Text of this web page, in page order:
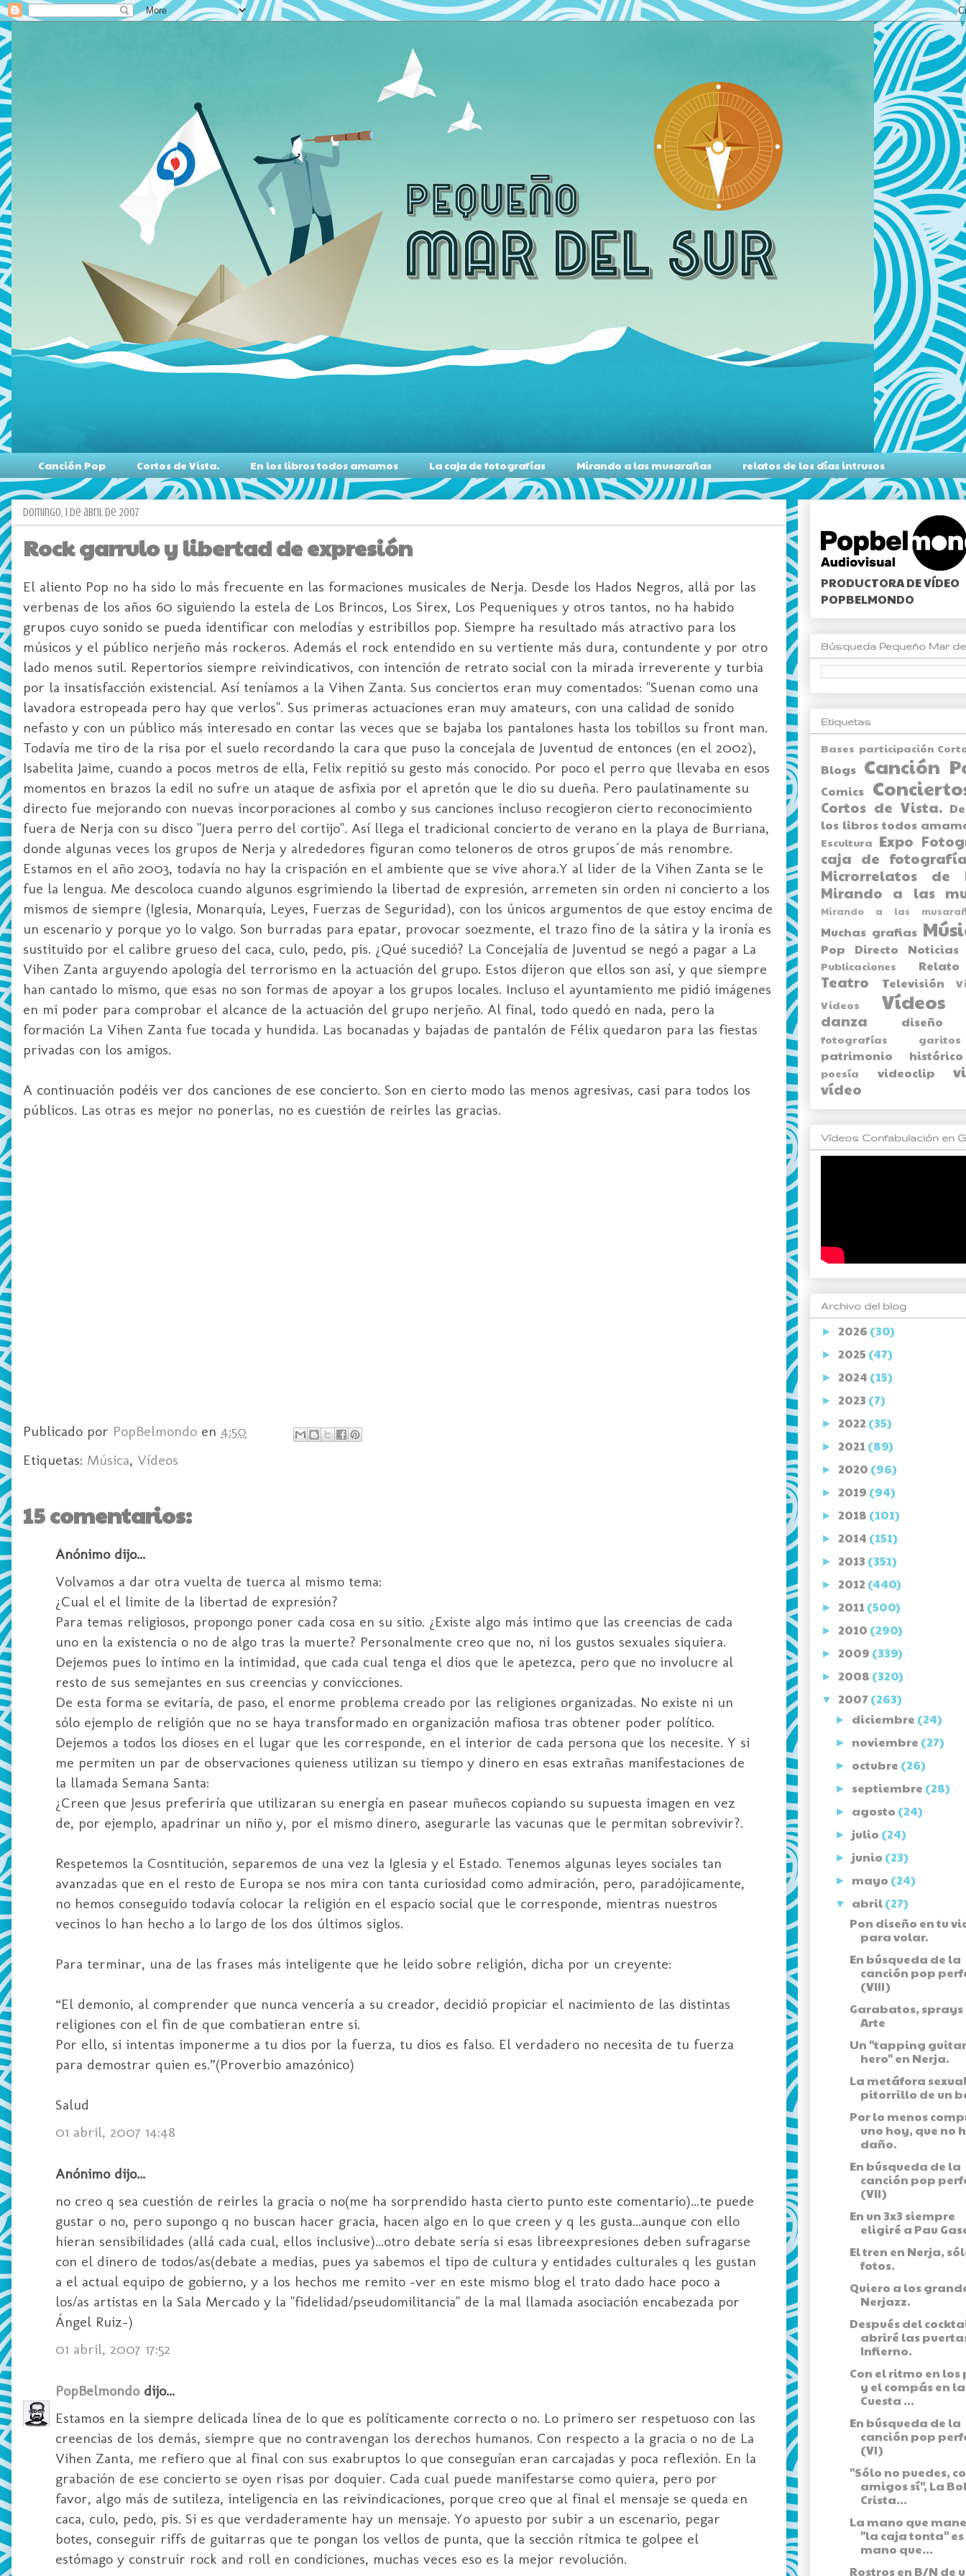
Canción Pop Cortos de Vista. En los libros todos amamos La caja de fotografías Mirando a las musarañas relatos de los días intrusos
domingo, 1 de abril de 2007
Rock garrulo y libertad de expresión
El aliento Pop no ha sido lo más frecuente en las formaciones musicales de Nerja. Desde los Hados Negros, allá por las
verbenas de los años 60 siguiendo la estela de Los Brincos, Los Sirex, Los Pequeniques y otros tantos, no ha habido
grupos cuyo sonido se pueda identificar con melodías y estribillos pop. Siempre ha resultado más atractivo para los
músicos y el público nerjeño más rockeros. Además el rock entendido en su vertiente más dura, contundente y por otro
lado menos sutil. Repertorios siempre reivindicativos, con intención de retrato social con la mirada irreverente y turbia
por la insatisfacción existencial. Así teníamos a la Vihen Zanta. Sus conciertos eran muy comentados: "Suenan como una
lavadora estropeada pero hay que verlos". Sus primeras actuaciones eran muy amateurs, con una calidad de sonido
nefasto y con un público más interesado en contar las veces que se bajaba los pantalones hasta los tobillos su front man.
Todavía me tiro de la risa por el suelo recordando la cara que puso la concejala de Juventud de entonces (en el 2002),
Isabelita Jaime, cuando a pocos metros de ella, Felix repitió su gesto más conocido. Por poco el perro que llevaba en esos
momentos en brazos la edil no sufre un ataque de asfixia por el apretón que le dio su dueña. Pero paulatinamente su
directo fue mejorando con nuevas incorporaciones al combo y sus canciones incluso recogieron cierto reconocimiento
fuera de Nerja con su disco "Juera perro del cortijo". Así llega el tradicional concierto de verano en la playa de Burriana,
donde algunas veces los grupos de Nerja y alrededores figuran como teloneros de otros grupos´de más renombre.
Estamos en el año 2003, todavía no hay la crispación en el ambiente que se vive ahora.Y al lider de la Vihen Zanta se le
fue la lengua. Me descoloca cuando algunos esgrimiendo la libertad de expresión, arremeten sin orden ni concierto a los
mismos de siempre (Iglesia, Monarquía, Leyes, Fuerzas de Seguridad), con los únicos argumentos de que estoy encima de
un escenario y porque yo lo valgo. Son burradas para epatar, provocar soezmente, el trazo fino de la sátira y la ironía es
sustituido por el calibre grueso del caca, culo, pedo, pis. ¿Qué sucedió? La Concejalía de Juventud se negó a pagar a La
Vihen Zanta arguyendo apología del terrorismo en la actuación del grupo. Estos dijeron que ellos son así, y que siempre
han cantado lo mismo, que esas no son formas de apoyar a los grupos locales. Incluso el ayuntamiento me pidió imágenes
en mi poder para comprobar el alcance de la actuación del grupo nerjeño. Al final, todo quedó en nada, pero la
formación La Vihen Zanta fue tocada y hundida. Las bocanadas y bajadas de pantalón de Félix quedaron para las fiestas
privadas con los amigos.
A continuación podéis ver dos canciones de ese concierto. Son en cierto modo las menos agresivas, casi para todos los
públicos. Las otras es mejor no ponerlas, no es cuestión de reirles las gracias.
Publicado por PopBelmondo en 4:50
Etiquetas: Música, Vídeos
15 comentarios:
Anónimo dijo...
Volvamos a dar otra vuelta de tuerca al mismo tema:
¿Cual el el limite de la libertad de expresión?
Para temas religiosos, propongo poner cada cosa en su sitio. ¿Existe algo más intimo que las creencias de cada
uno en la existencia o no de algo tras la muerte? Personalmente creo que no, ni los gustos sexuales siquiera.
Dejemos pues lo íntimo en la intimidad, que cada cual tenga el dios que le apetezca, pero que no involucre al
resto de sus semejantes en sus creencias y convicciones.
De esta forma se evitaría, de paso, el enorme problema creado por las religiones organizadas. No existe ni un
sólo ejemplo de religión que no se haya transformado en organización mafiosa tras obtener poder político.
Dejemos a todos los dioses en el lugar que les corresponde, en el interior de cada persona que los necesite. Y si
me permiten un par de observaciones quieness utilizan su tiempo y dinero en esas extrañas manifestaciones de
la llamada Semana Santa:
¿Creen que Jesus preferiría que utilizaran su energía en pasear muñecos copiando su supuesta imagen en vez
de, por ejemplo, apadrinar un niño y, por el mismo dinero, asegurarle las vacunas que le permitan sobrevivir?.
Respetemos la Cosntitución, separemos de una vez la Iglesia y el Estado. Tenemos algunas leyes sociales tan
avanzadas que en el resto de Europa se nos mira con tanta curiosidad como admiración, pero, paradójicamente,
no hemos conseguido todavía colocar la religión en el espacio social que le corresponde, mientras nuestros
vecinos lo han hecho a lo largo de los dos últimos siglos.
Para terminar, una de las frases más inteligente que he leido sobre religión, dicha por un creyente:
“El demonio, al comprender que nunca vencería a su creador, decidió propiciar el nacimiento de las distintas
religiones con el fin de que combatieran entre si.
Por ello, si intentas imponerme a tu dios por la fuerza, tu dios es falso. El verdadero no necesita de tu fuerza
para demostrar quien es.”(Proverbio amazónico)
Salud
01 abril, 2007 14:48
Anónimo dijo...
no creo q sea cuestión de reirles la gracia o no(me ha sorprendido hasta cierto punto este comentario)...te puede
gustar o no, pero supongo q no buscan hacer gracia, hacen algo en lo que creen y q les gusta...aunque con ello
hieran sensibilidades (allá cada cual, ellos inclusive)...otro debate sería si esas libreexpresiones deben sufragarse
con el dinero de todos/as(debate a medias, pues ya sabemos el tipo de cultura y entidades culturales q les gustan
a el actual equipo de gobierno, y a los hechos me remito -ver en este mismo blog el trato dado hace poco a
los/as artistas en la Sala Mercado y la "fidelidad/pseudomilitancia" de la mal llamada asociación encabezada por
Ángel Ruiz-)
01 abril, 2007 17:52
PopBelmondodijo...
Estamos en la siempre delicada línea de lo que es políticamente correcto o no. Lo primero ser respetuoso con las
creencias de los demás, siempre que no contravengan los derechos humanos. Con respecto a la gracia o no de La
Vihen Zanta, me refiero que al final con sus exabruptos lo que conseguían eran carcajadas y poca reflexión. En la
grabación de ese concierto se oyen risas por doquier. Cada cual puede manifestarse como quiera, pero por
favor, algo más de sutileza, inteligencia en las reivindicaciones, porque creo que al final el mensaje se queda en
caca, culo, pedo, pis. Si es que verdaderamente hay un mensaje. Yo apuesto por subir a un escenario, pegar
botes, conseguir riffs de guitarras que te pongan los vellos de punta, que la sección rítmica te golpee el
estómago y construir rock and roll en condiciones, muchas veces eso es la mejor revolución.
PRODUCTORA DE VÍDEO
POPBELMONDO
Búsqueda Pequeño Mar
Etiquetas
Bases participación
Blogs Canción
Comics
Cortos de Vista.
los libros todos
Escultura Expo
caja de
Microrrelatos de
Mirando a las
Mirando a las
Muchas grafias
Pop Directo Noticias
Publicaciones Relato
Teatro Televisión
Videos
Vídeos
danza diseño
fotografías garitos
patrimonio histórico
poesía videoclip
vídeo
Vídeos Confabulación en
Archivo del blog
► 2026 (30)
► 2025 (47)
► 2024 (15)
► 2023 (7)
► 2022 (35)
► 2021 (89)
► 2020 (96)
► 2019 (94)
► 2018 (101)
► 2014 (151)
► 2013 (351)
► 2012 (440)
► 2011 (500)
► 2010 (290)
► 2009 (339)
► 2008 (320)
▼ 2007 (263)
► diciembre (24)
► noviembre (27)
► octubre (26)
► septiembre (28)
► agosto (24)
► julio (24)
► junio (23)
► mayo (24)
▼ abril(27)
Pon diseño en tu
para volar.
En búsqueda de la
canción pop
(VIII)
Garabatos, sprays
Arte
Un "tapping guitar
hero" en Nerja.
La metáfora
pitorrillo de un
Por lo menos
uno hoy, que no
daño.
En búsqueda de la
canción pop
(VII)
En un 3x3 siempre
eligiré a Pau
El tren en Nerja,
fotos.
Quiero a los
Nerjazz.
Después del
abriré las
Infierno.
Con el ritmo en los
y el compás en la
Cuesta ...
En búsqueda de la
canción pop
(VI)
"Sólo no puedes,
amigos sí", La
Crista...
La mano que
"la caja tonta"
mano que...
Rostros en B/N de